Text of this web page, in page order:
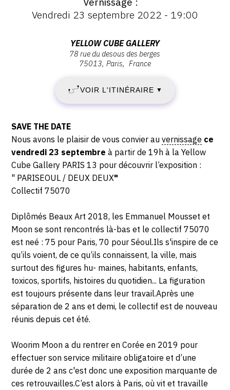
TWITTER
PINTEREST
:
23
2022
SAMEDI
8
2022
Vendredi 23 septembre 2022 - 19:00
rue
du
Desous
des
Berges,
75013
Paris
YELLOW CUBE GALLERY
78 rue du desous des berges
75013 Paris France
VOIR L'ITINÉRAIRE ▼
Description,
horaires...
SAVE THE DATE
Nous avons le plaisir de vous convier auvernissage ce
vendredi 23 septembre à partir de 19h à la Yellow
Cube Gallery PARIS 13 pour découvrir l’exposition :
" PARISEOUL / DEUX DEUX"
Collectif 75070
Diplômés Beaux Art 2018, les Emmanuel Mousset et
Moon se sont rencontrés là-bas et le collectif 75070
est neé : 75 pour Paris, 70 pour Séoul.Ils s'inspire de ce
qu’ils voient, de ce qu’ils connaissent, la ville, mais
surtout des figures hu- maines, habitants, enfants,
toxicos, sportifs, histoires du quotidien... La figuration
est toujours présente dans leur travail.Après une
séparation de 2 ans et demi, le collectif est de nouveau
réunis depuis cet été.
Woorim Moon a du rentrer en Corée en 2019 pour
effectuer son service militaire obligatoire et d’une
durée de 2 ans c'est donc une exposition marquante de
ces retrouvailles.C’est alors à Paris, où vit et travaille